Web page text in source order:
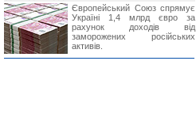
Європейський Союз спрямує
Україні 1,4 млрд євро за
рахунок доходів від
заморожених російських
активів.